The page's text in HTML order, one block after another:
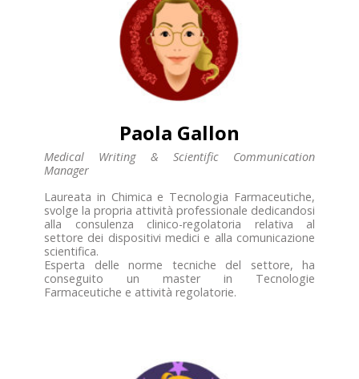
Paola Gallon
Medical Writing & Scientific Communication
Manager
Laureata in Chimica e Tecnologia Farmaceutiche,
svolge la propria attività professionale dedicandosi
alla consulenza clinico-regolatoria relativa al
settore dei dispositivi medici e alla comunicazione
scientifica.
Esperta delle norme tecniche del settore, ha
conseguito un master in Tecnologie
Farmaceutiche e attività regolatorie.